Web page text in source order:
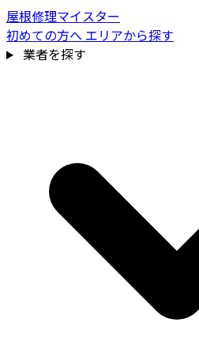
屋根修理マイスター
初めての方へ エリアから探す
業者を探す